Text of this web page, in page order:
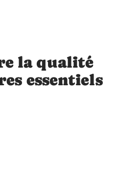
la qualité
essentiels